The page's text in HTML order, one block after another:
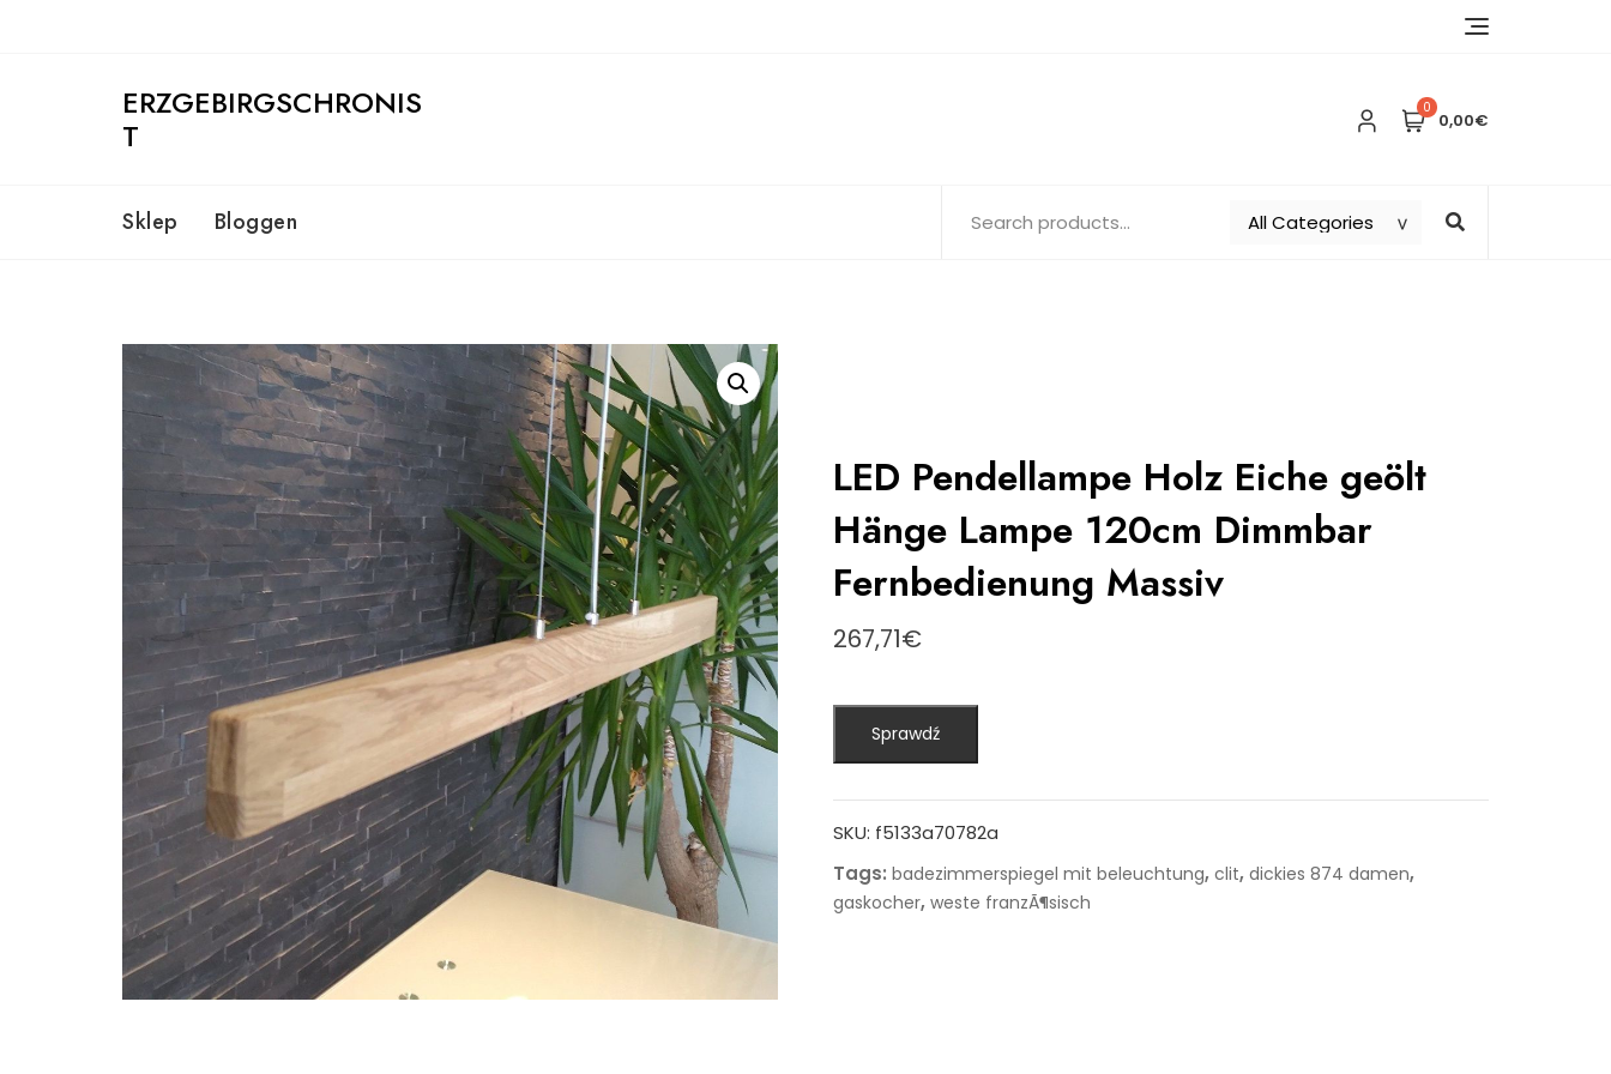
ERZGEBIRGSCHRONIS
T
0
0,00€
Sklep Bloggen
LED Pendellampe Holz Eiche geölt
Hänge Lampe 120cm Dimmbar
Fernbedienung Massiv
267,71€
Sprawdź
SKU: f5133a70782a
Tags: badezimmerspiegel mit beleuchtung, clit, dickies 874 damen,
gaskocher, weste franzÃ¶sisch